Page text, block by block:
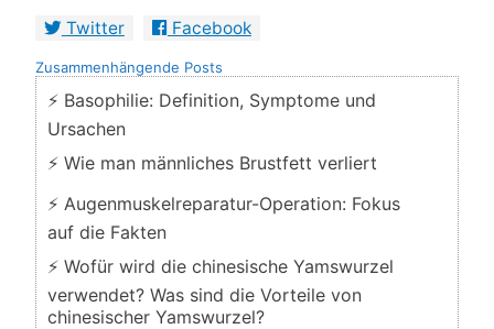
Twitter
Facebook
Zusammenhängende Posts
⚡ Basophilie: Definition, Symptome und
Ursachen
⚡ Wie man männliches Brustfett verliert
⚡ Augenmuskelreparatur-Operation: Fokus
auf die Fakten
⚡ Wofür wird die chinesische Yamswurzel
verwendet? Was sind die Vorteile von
chinesischer Yamswurzel?